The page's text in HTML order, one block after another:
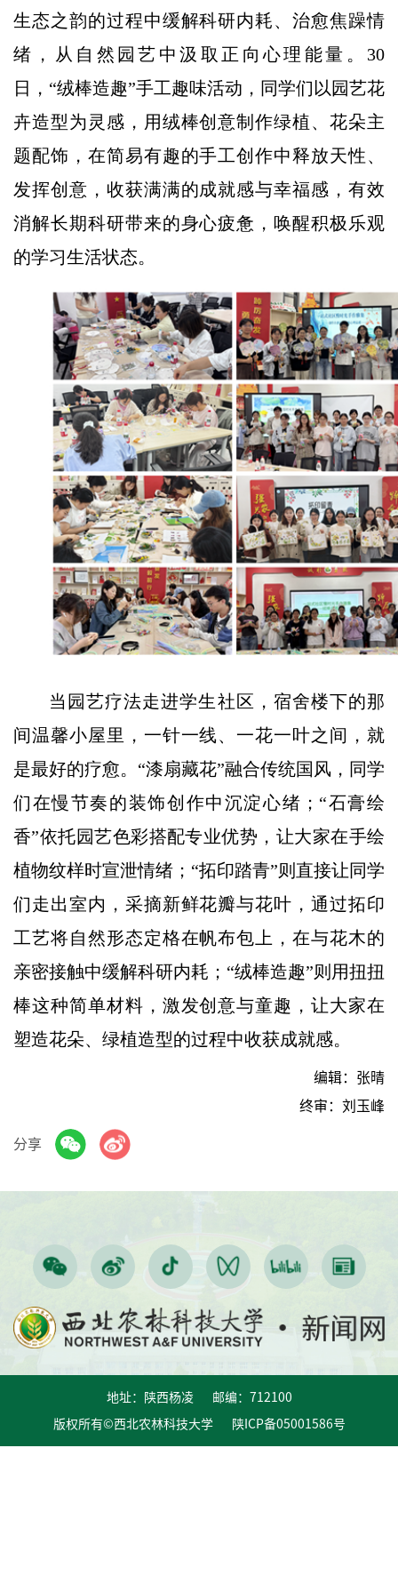
生态之韵的过程中缓解科研内耗、治愈焦躁情
绪，从自然园艺中汲取正向心理能量。30
日，“绒棒造趣”手工趣味活动，同学们以园艺花
卉造型为灵感，用绒棒创意制作绿植、花朵主
题配饰，在简易有趣的手工创作中释放天性、
发挥创意，收获满满的成就感与幸福感，有效
消解长期科研带来的身心疲惫，唤醒积极乐观
的学习生活状态。
当园艺疗法走进学生社区，宿舍楼下的那
间温馨小屋里，一针一线、一花一叶之间，就
是最好的疗愈。“漆扇藏花”融合传统国风，同学
们在慢节奏的装饰创作中沉淀心绪；“石膏绘
香”依托园艺色彩搭配专业优势，让大家在手绘
植物纹样时宣泄情绪；“拓印踏青”则直接让同学
们走出室内，采摘新鲜花瓣与花叶，通过拓印
工艺将自然形态定格在帆布包上，在与花木的
亲密接触中缓解科研内耗；“绒棒造趣”则用扭扭
棒这种简单材料，激发创意与童趣，让大家在
塑造花朵、绿植造型的过程中收获成就感。
编辑：张晴
终审：刘玉峰
分享
地址：陕西杨凌 邮编：712100
版权所有©西北农林科技大学 陕ICP备05001586号